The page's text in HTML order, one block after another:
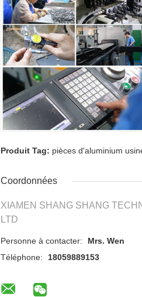
Produit Tag: pièces d'aluminium
Coordonnées
XIAMEN SHANG SHANG
LTD
Personne à contacter:
Mrs. Wen
Téléphone:
18059889153